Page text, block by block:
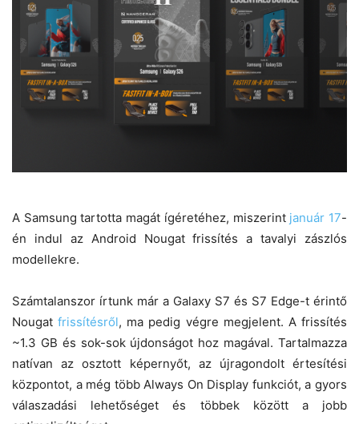
A Samsung tartotta magát ígéretéhez, miszerint január 17-
én indul az Android Nougat frissítés a tavalyi zászlós
modellekre.
Számtalanszor írtunk már a Galaxy S7 és S7 Edge-t érintő
Nougatfrissítésről, ma pedig végre megjelent. A frissítés
~1.3 GB és sok-sok újdonságot hoz magával. Tartalmazza
natívan az osztott képernyőt, az újragondolt értesítési
központot, a még több Always On Display funkciót, a gyors
válaszadási lehetőséget és többek között a jobb